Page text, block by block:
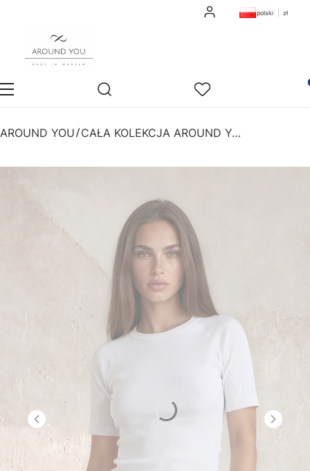
Zaloguj siępolski zł
Sklep Otwórz wyszukiwarkę
Szukaj Ulubione
AROUND YOU CAŁA KOLEKCJA AROUND YOU